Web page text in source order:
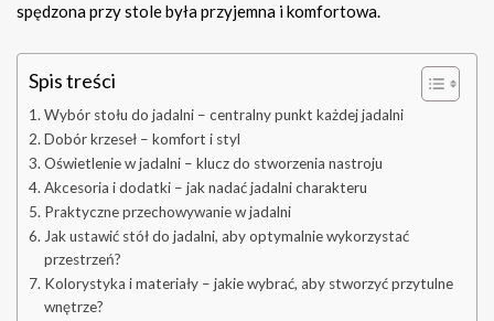
spędzona przy stole była przyjemna i komfortowa.
Spis treści
Wybór stołu do jadalni – centralny punkt każdej jadalni
Dobór krzeseł – komfort i styl
Oświetlenie w jadalni – klucz do stworzenia nastroju
Akcesoria i dodatki – jak nadać jadalni charakteru
Praktyczne przechowywanie w jadalni
Jak ustawić stół do jadalni, aby optymalnie wykorzystać
przestrzeń?
Kolorystyka i materiały – jakie wybrać, aby stworzyć przytulne
wnętrze?